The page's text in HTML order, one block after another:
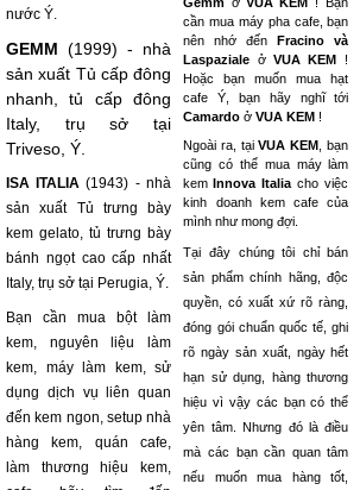
nước Ý.
GEMM (1999) - nhà
sản xuất Tủ cấp đông
nhanh, tủ cấp đông
Italy, trụ sở tại
Triveso, Ý.
ISA ITALIA (1943) - nhà
sản xuất Tủ trưng bày
kem gelato, tủ trưng bày
bánh ngọt cao cấp nhất
Italy, trụ sở tại Perugia, Ý.
Bạn cần mua bột làm
kem, nguyên liệu làm
kem, máy làm kem, sử
dụng dịch vụ liên quan
đến kem ngon, setup nhà
hàng kem, quán cafe,
làm thương hiệu kem,
cần mua máy pha cafe, bạn
nên nhớ đến
Fracino và
Laspaziale ởVUA KEM
!
Hoặc bạn muốn mua hạt
cafe Ý, bạn hãy nghĩ tới
Camardo ởVUA KEM !
Ngoài ra, tạiVUA KEM
, bạn
cũng có thể mua máy làm
kem Innova Italia cho việc
kinh doanh kem cafe của
mình như mong đợi.
Tại đây chúng tôi chỉ bán
sản phẩm chính hãng, độc
quyền, có xuất xứ rõ ràng,
đóng gói chuẩn quốc tế, ghi
rõ ngày sản xuất, ngày hết
hạn sử dụng, hàng thương
hiệu vì vậy các bạn có thể
yên tâm. Nhưng đó là điều
mà các bạn cần quan tâm
nếu muốn mua hàng tốt,